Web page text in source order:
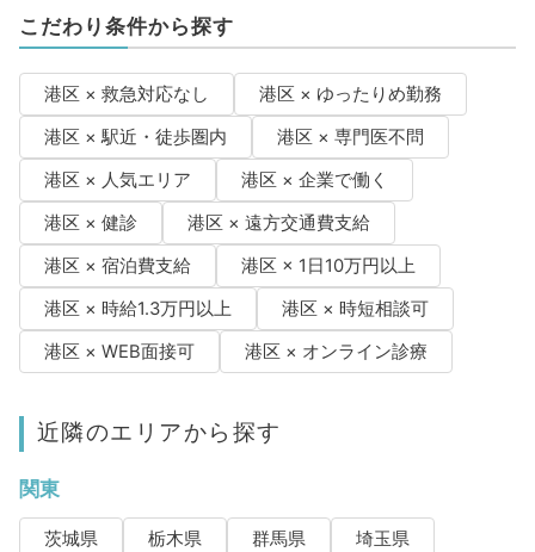
こだわり条件から探す
港区 × 救急対応なし
港区 × ゆったりめ勤務
港区 × 駅近・徒歩圏内
港区 × 専門医不問
港区 × 人気エリア
港区 × 企業で働く
港区 × 健診
港区 × 遠方交通費支給
港区 × 宿泊費支給
港区 × 1日10万円以上
港区 × 時給1.3万円以上
港区 × 時短相談可
港区 × WEB面接可
港区 × オンライン診療
近隣のエリアから探す
関東
茨城県 栃木県 群馬県
埼玉県